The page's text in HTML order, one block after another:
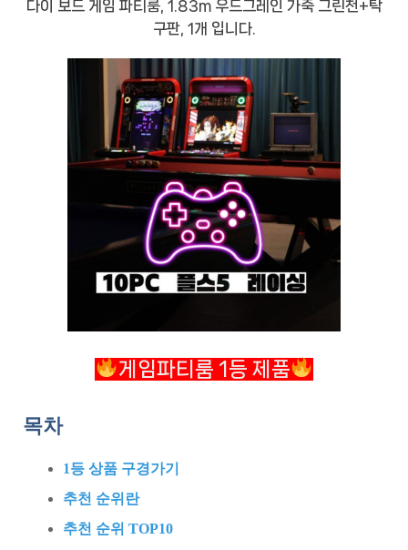
다이 보드 게임 파티룸, 1.83m 우드그레인 가죽 그린천+탁
구판, 1개 입니다.
게임파티룸 1등 제품
목차
1등 상품 구경가기
추천 순위란
추천 순위 TOP10